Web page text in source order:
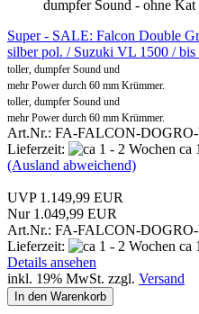
dumpfer Sound - ohne Kat
Super - SALE: Falcon Double
silber pol. / Suzuki VL 1500 /
toller, dumpfer Sound und
mehr Power durch 60 mm Krümmer.
toller, dumpfer Sound und
mehr Power durch 60 mm Krümmer.
Art.Nr.: FA-FALCON-
Lieferzeit:
ca
(Ausland abweichend)
UVP 1.149,99 EUR
Nur 1.049,99 EUR
Art.Nr.: FA-FALCON-
Lieferzeit:
ca
Details ansehen
inkl. 19% MwSt. zzgl. Versand
In den Warenkorb